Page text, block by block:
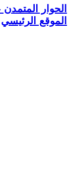
الحوار
الموقع الرئيسي